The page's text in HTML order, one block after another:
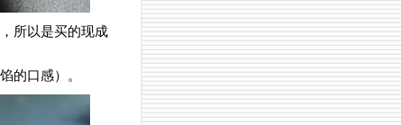
所以是买的现成
的口感）。